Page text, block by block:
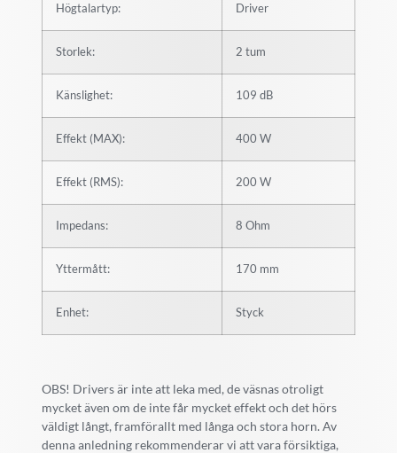
Högtalartyp: Driver
Storlek: 2 tum
Känslighet: 109 dB
Effekt (MAX): 400 W
Effekt (RMS): 200 W
Impedans: 8 Ohm
Yttermått: 170 mm
Enhet: Styck
OBS! Drivers är inte att leka med, de väsnas otroligt
mycket även om de inte får mycket effekt och det hörs
väldigt långt, framförallt med långa och stora horn. Av
denna anledning rekommenderar vi att vara försiktiga,